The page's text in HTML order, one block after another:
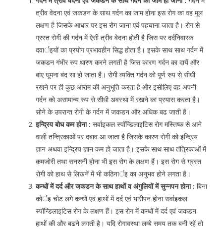
त्रीव वेदना एवं जकडन के साथ गर्दन का जाम होना इस रोग का वह मूल
लक्षण है जिसके आधार पर इस रोग जाना एवं पहचाना जाता है। रोग से
ग्रस्त रोगी की गर्दन में ऐसी त्रीव वेदना होती है जिस पर दर्दनिवारक
दवार्इयों का प्रयोग प्रभावहीन सिद्ध होता है। इसके साथ साथ गर्दन में
जकडन गंभीर रुप धारण करने लगती है जिस कारण गर्दन का दायें और
बांए घूमना बंद सा हो जाता है। रोगी व्यक्ति गर्दन को पूर्ण रुप से सीधी
रखने पर ही कुछ आराम की अनुभूति करता है और इसीलिए वह अपनी
गर्दन को असामान्य रुप से सीधी अवस्था में रखने का प्रयास करता है।
सोने के उपरान्त रोगी के गर्दन में जकडन और अधिक बढ जाती है।
इन्द्रिय बोध कम होना : सर्वाइकल स्पॉन्डिलाइटिस रोग मस्तिष्क से आने
वाली तन्त्रिकाओं पर दबाव आ जाता है जिसके कारण रोगी को इन्द्रिय
ज्ञान अथवा इन्द्रिय ज्ञान कम हो जाता है। इसके साथ साथ तंत्रिकाओं में
कमजोरी तथा सनसनी होना भी इस रोग के लक्षण हैं। इस रोग से ग्रस्त
रोगी को हाथ से लिखनें में भी कठिनार्इ का अनुभव होने लगता है।
कन्धों में दर्द और जकडन के साथ हाथों व अंगुलियों में सुन्नपन होना : बिना
कोर्इ चोट लगे कन्धों एवं हाथों में दर्द एवं भारीपन होना सर्वाइकल
स्पॉन्डिलाइटिस रोग के लक्षण हैं। इस रोग में कन्धों में दर्द एवं जकडन
हाथों की और बढने लगती है। यदि रोगावस्था लम्बे समय तक बनी रहें तो